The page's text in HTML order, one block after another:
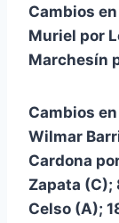
Cambios
Muriel por
Marchesín
Cambios
Wilmar
Cardona
Zapata (C);
Celso (A);